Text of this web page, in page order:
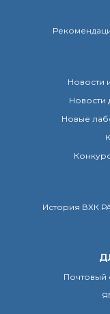
Новости
Новости
Новые
История ВХК
Почтовый